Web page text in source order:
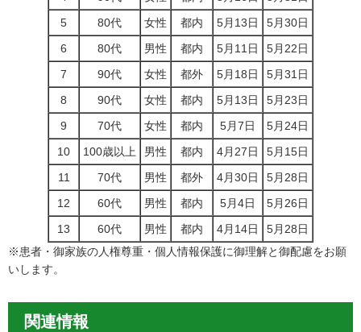
5
80代 女性 都内 5月13日
5月30日
6
80代 男性 都内 5月11日
5月22日
7
90代 女性 都外 5月18日
5月31日
8
90代 女性 都内 5月13日
5月23日
9
70代 女性 都内 5月7日
5月24日
10
100歳以上 男性 都内 4月27日
5月15日
11
70代 男性 都外 4月30日
5月28日
12
60代 男性 都内 5月4日
5月26日
13
60代 男性 都内 4月14日
5月28日
※患者・御家族の人権尊重・個人情報保護に御理解と御配慮をお願
いします。
関連情報